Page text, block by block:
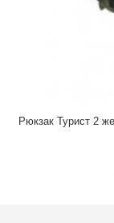
Рюкзак